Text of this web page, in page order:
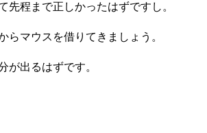
先程まで正しかったはずですし。
らマウスを借りてきましょう。
が出るはずです。